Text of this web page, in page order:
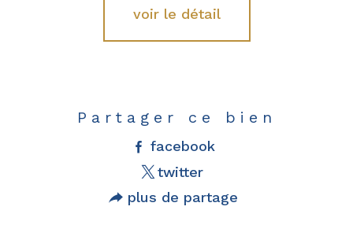
voir le détail
Partager ce bien
facebook
twitter
plus de partage